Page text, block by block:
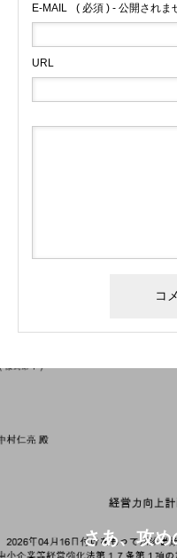
E-MAIL ( 必須 ) - 公開されま
URL
さあ、攻め